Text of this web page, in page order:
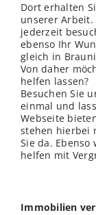
Dort erhalten
unserer Arbeit.
jederzeit
ebenso Ihr
gleich in
Von daher
helfen lassen?
Besuchen Sie
einmal und
Webseite
stehen hierbei
Sie da.
helfen mit
Immobilien